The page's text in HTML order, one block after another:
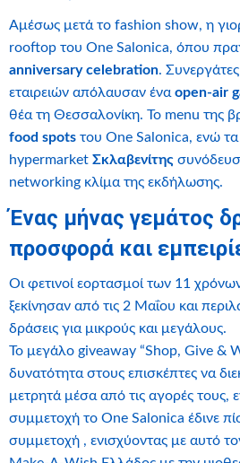
Αμέσως μετά το fashion show, η
rooftop του One Salonica, όπου
anniversary celebration.
εταιρειών απόλαυσαν ένα open-air
θέα τη Θεσσαλονίκη. Το menu της
food spots του One Salonica, ενώ τα
hypermarket Σκλαβενίτης
networking κλίμα της εκδήλωσης.
Ένας μήνας γεμάτος
προσφορά και
Οι φετινοί εορτασμοί των 11
ξεκίνησαν από τις 2 Μαΐου και
δράσεις για μικρούς και μεγάλους.
Το μεγάλο giveaway “Shop, Give &
δυνατότητα στους επισκέπτες να
μετρητά μέσα από τις αγορές
συμμετοχή το One Salonica έδινε
συμμετοχή , ενισχύοντας με αυτό